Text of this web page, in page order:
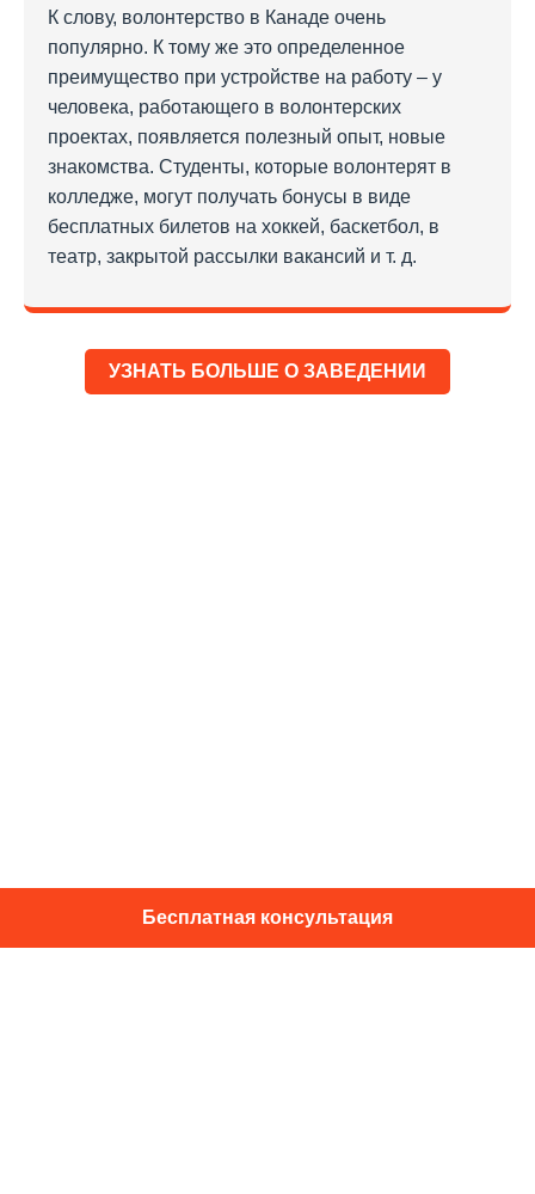
Бесплатная консультация
К слову, волонтерство в Канаде очень
популярно. К тому же это определенное
преимущество при устройстве на работу – у
человека, работающего в волонтерских
проектах, появляется полезный опыт, новые
знакомства. Студенты, которые волонтерят в
колледже, могут получать бонусы в виде
бесплатных билетов на хоккей, баскетбол, в
театр, закрытой рассылки вакансий и т. д.
УЗНАТЬ БОЛЬШЕ О ЗАВЕДЕНИИ